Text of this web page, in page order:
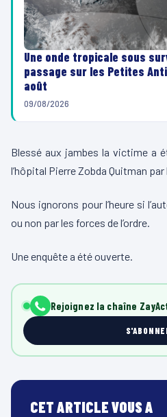
Une onde tropicale sous
passage sur les Petites
août
09/08/2026
Blessé aux jambes la victime a
l’hôpital Pierre Zobda Quitman
Nous ignorons pour l’heure si
ou non par les forces de l’ordre.
Une enquête a été ouverte.
Rejoignez la chaîne
CET ARTICLE VOUS A